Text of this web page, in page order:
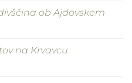
ob Ajdovskem
na Krvavcu